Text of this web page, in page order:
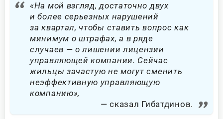
«На мой взгляд, достаточно двух
и более серьезных нарушений
за квартал, чтобы ставить вопрос как
минимум о штрафах, а в ряде
случаев — о лишении лицензии
управляющей компании. Сейчас
жильцы зачастую не могут сменить
неэффективную управляющую
компанию»,
сказал Гибатдинов.